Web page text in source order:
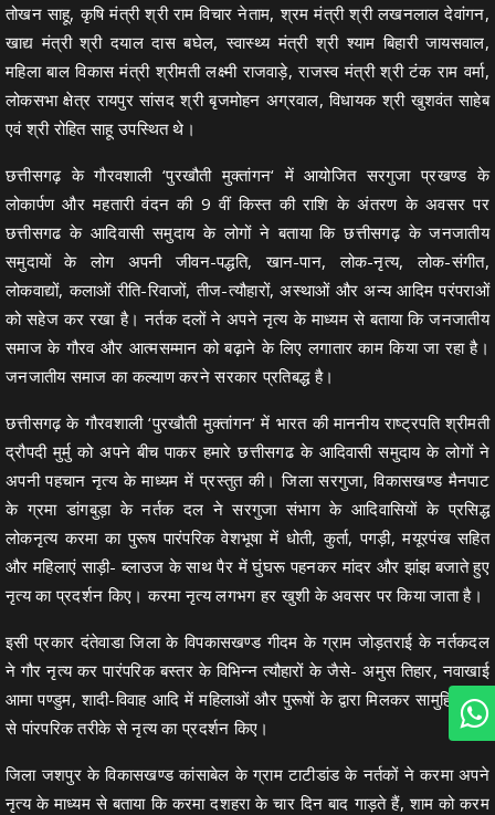
तोखन साहू, कृषि मंत्री श्री राम विचार नेताम, श्रम मंत्री श्री लखनलाल देवांगन,
खाद्य मंत्री श्री दयाल दास बघेल, स्वास्थ्य मंत्री श्री श्याम बिहारी जायसवाल,
महिला बाल विकास मंत्री श्रीमती लक्ष्मी राजवाड़े, राजस्व मंत्री श्री टंक राम वर्मा,
लोकसभा क्षेत्र रायपुर सांसद श्री बृजमोहन अग्रवाल, विधायक श्री खुशवंत साहेब
एवं श्री रोहित साहू उपस्थित थे।
छत्तीसगढ़ के गौरवशाली ‘पुरखौती मुक्तांगन‘ में आयोजित सरगुजा प्रखण्ड के
लोकार्पण और महतारी वंदन की 9 वीं किस्त की राशि के अंतरण के अवसर पर
छत्तीसगढ के आदिवासी समुदाय के लोगों ने बताया कि छत्तीसगढ़ के जनजातीय
समुदायों के लोग अपनी जीवन-पद्धति, खान-पान, लोक-नृत्य, लोक-संगीत,
लोकवाद्यों, कलाओं रीति-रिवाजों, तीज-त्यौहारों, अस्थाओं और अन्य आदिम परंपराओं
को सहेज कर रखा है। नर्तक दलों ने अपने नृत्य के माध्यम से बताया कि जनजातीय
समाज के गौरव और आत्मसम्मान को बढ़ाने के लिए लगातार काम किया जा रहा है।
जनजातीय समाज का कल्याण करने सरकार प्रतिबद्ध है।
छत्तीसगढ़ के गौरवशाली ‘पुरखौती मुक्तांगन‘ में भारत की माननीय राष्ट्रपति श्रीमती
द्रौपदी मुर्मु को अपने बीच पाकर हमारे छत्तीसगढ के आदिवासी समुदाय के लोगों ने
अपनी पहचान नृत्य के माध्यम में प्रस्तुत की। जिला सरगुजा, विकासखण्ड मैनपाट
के ग्रमा डांगबुड़ा के नर्तक दल ने सरगुजा संभाग के आदिवासियों के प्रसिद्ध
लोकनृत्य करमा का पुरूष पारंपरिक वेशभूषा में धोती, कुर्ता, पगड़ी, मयूरपंख सहित
और महिलाएं साड़ी- ब्लाउज के साथ पैर में घुंघरू पहनकर मांदर और झांझ बजाते हुए
नृत्य का प्रदर्शन किए। करमा नृत्य लगभग हर खुशी के अवसर पर किया जाता है।
इसी प्रकार दंतेवाडा जिला के विपकासखण्ड गीदम के ग्राम जोड़तराई के नर्तकदल
ने गौर नृत्य कर पारंपरिक बस्तर के विभिन्न त्यौहारों के जैसे- अमुस तिहार, नवाखाई
आमा पण्डुम, शादी-विवाह आदि में महिलाओं और पुरूषों के द्वारा मिलकर सामुहिक रूप
से पांरपरिक तरीके से नृत्य का प्रदर्शन किए।
जिला जशपुर के विकासखण्ड कांसाबेल के ग्राम टाटीडांड के नर्तकों ने करमा अपने
नृत्य के माध्यम से बताया कि करमा दशहरा के चार दिन बाद गाड़ते हैं, शाम को करम